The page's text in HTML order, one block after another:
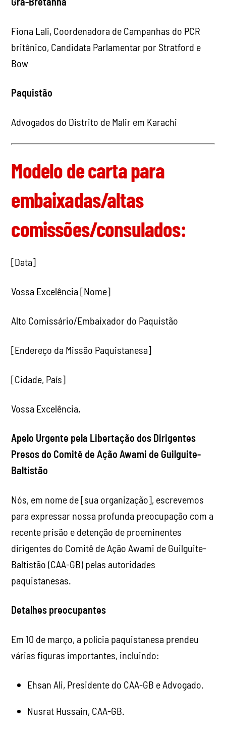
Fiona Lali, Coordenadora de Campanhas do PCR
britânico, Candidata Parlamentar por Stratford e
Bow
Paquistão
Advogados do Distrito de Malir em Karachi
Modelo de carta para
embaixadas/altas
comissões/consulados:
[Data]
Vossa Excelência [Nome]
Alto Comissário/Embaixador do Paquistão
[Endereço da Missão Paquistanesa]
[Cidade, País]
Vossa Excelência,
Apelo Urgente pela Libertação dos Dirigentes
Presos do Comitê de Ação Awami de Guilguite-
Baltistão
Nós, em nome de [sua organização], escrevemos
para expressar nossa profunda preocupação com a
recente prisão e detenção de proeminentes
dirigentes do Comitê de Ação Awami de Guilguite-
Baltistão (CAA-GB) pelas autoridades
paquistanesas.
Detalhes preocupantes
Em 10 de março, a polícia paquistanesa prendeu
várias figuras importantes, incluindo:
Ehsan Ali, Presidente do CAA-GB e Advogado.
Nusrat Hussain, CAA-GB.